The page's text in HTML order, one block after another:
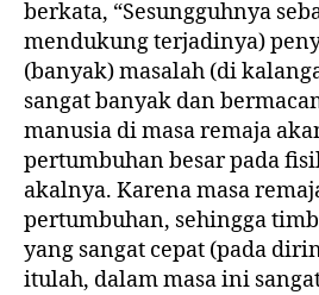
berkata, “Sesungguhnya
mendukung terjadinya)
(banyak) masalah (di
sangat banyak dan
manusia di masa remaja
pertumbuhan besar pada
akalnya. Karena masa
pertumbuhan, sehingga
yang sangat cepat (pada
itulah, dalam masa ini